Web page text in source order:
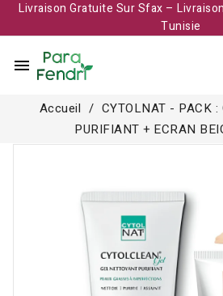
Livraison Gratuite Sur Sfax –
Tunisie​
menu
Accueil
CYTOLNAT - PACK :
PURIFIANT + ECRAN